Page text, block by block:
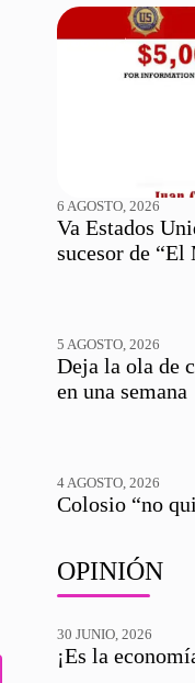
6 AGOSTO, 2026
Va Estados
sucesor de “El
5 AGOSTO, 2026
Deja la ola de
en una semana
4 AGOSTO, 2026
Colosio “no
OPINIÓN
30 JUNIO, 2026
¡Es la